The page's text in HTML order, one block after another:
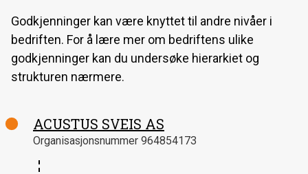
Godkjenninger kan være knyttet til andre nivåer i
bedriften. For å lære mer om bedriftens ulike
godkjenninger kan du undersøke hierarkiet og
strukturen nærmere.
ACUSTUS SVEIS AS
Organisasjonsnummer 964854173